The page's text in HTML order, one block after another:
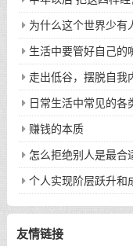
为什么这个世界少有
生活中要管好自己的
走出低谷，摆脱自我
日常生活中常见的各
赚钱的本质
怎么拒绝别人是最合
个人实现阶层跃升和
下八件事
友情链接